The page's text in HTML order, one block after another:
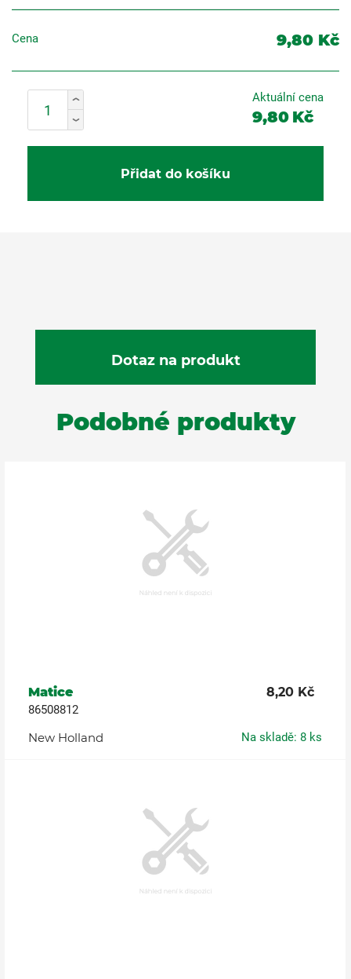
Cena 9,80 Kč
Aktuální cena
9,80 Kč
Přidat do košíku
Podobné produkty
Matice 8,20 Kč
86508812
New Holland Na skladě: 8 ks